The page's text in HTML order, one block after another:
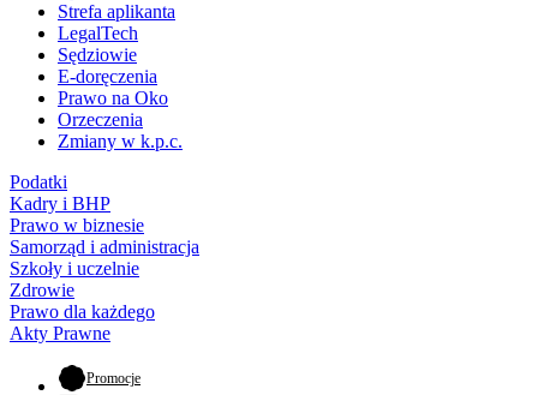
Strefa aplikanta
LegalTech
Sędziowie
E-doręczenia
Prawo na Oko
Orzeczenia
Zmiany w k.p.c.
Podatki
Kadry i BHP
Prawo w biznesie
Samorząd i administracja
Szkoły i uczelnie
Zdrowie
Prawo dla każdego
Akty Prawne
Promocje- otwiera się w nowej karcie